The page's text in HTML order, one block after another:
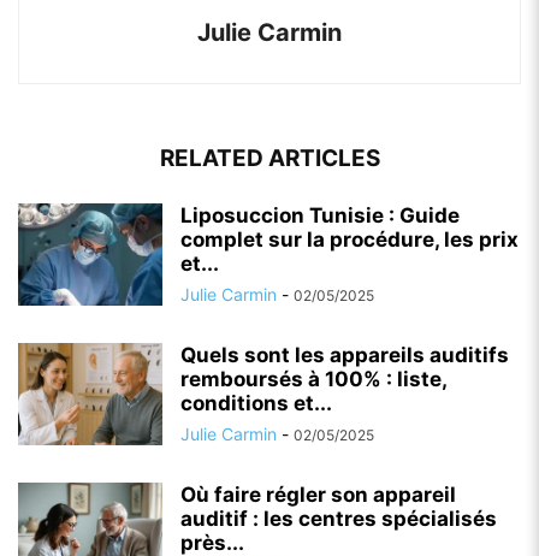
Julie Carmin
RELATED ARTICLES
Liposuccion Tunisie : Guide
complet sur la procédure, les prix
et...
Julie Carmin - 02/05/2025
Quels sont les appareils auditifs
remboursés à 100% : liste,
conditions et...
Julie Carmin - 02/05/2025
Où faire régler son appareil
auditif : les centres spécialisés
près...